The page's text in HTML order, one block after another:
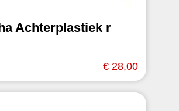
Achterplastiek r
€ 28,00